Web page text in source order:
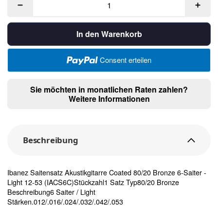
In den Warenkorb
Consent erteilen
Sie möchten in monatlichen Raten zahlen?
Weitere Informationen
Beschreibung
Ibanez Saitensatz Akustikgitarre Coated 80/20 Bronze 6-Saiter -
Light 12-53 (IACS6C)Stückzahl1 Satz Typ80/20 Bronze
Beschreibung6 Saiter / Light
Stärken.012/.016/.024/.032/.042/.053